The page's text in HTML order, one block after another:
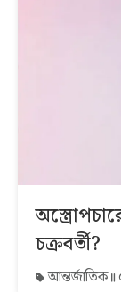
চক্রবর্তী?
আন্তর্জাতিক